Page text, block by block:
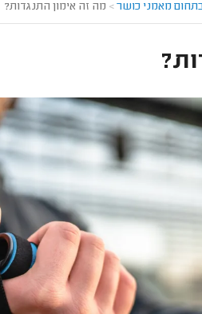
מאמני כושר> מה זה אימון התנגדות?